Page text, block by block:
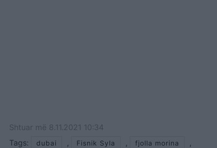
Shtuar më 8.11.2021 10:34
Tags:
dubai , Fisnik Syla , fjolla morina ,